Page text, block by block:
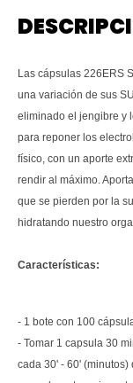
Las cápsulas 226ERS
una variación de sus
eliminado el jengibre y
para reponer los
físico, con un aporte
rendir al máximo.
que se pierden por la
hidratando nuestro
Características:
- 1 bote con 100
- Tomar 1 capsula 30
cada 30' - 60'